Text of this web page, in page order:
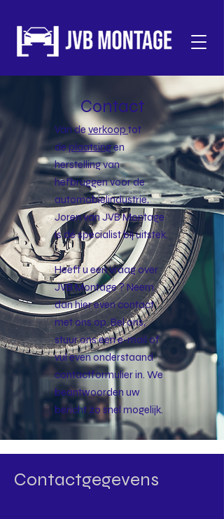
Contact
Van deverkooptot
deplaatsingen
herstelling van
hefbruggen voor de
automobielindustrie,
Joren van JVB Montage
is dé specialist bij uitstek.
Heeft u een vraag over
JVB Montage ? Neem
dan hier even contact
met ons op. Bel ons,
stuur ons een e-mail of
vul even onderstaand
contactformulier in. We
beantwoorden uw
bericht zo snel mogelijk.
Contactgegevens